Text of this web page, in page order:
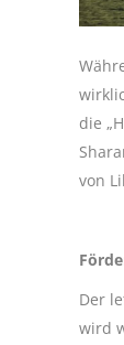
die
von
Der
wird